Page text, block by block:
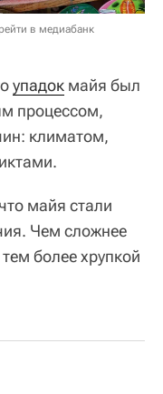
в медиабанк
упадок майя был
процессом,
климатом,
майя стали
Чем сложнее
более хрупкой